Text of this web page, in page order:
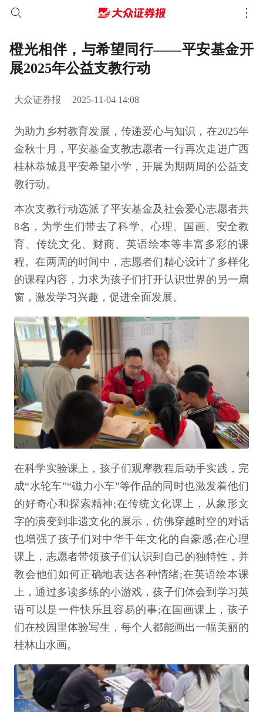
橙光相伴，与希望同行——平安基金开
展2025年公益支教行动
大众证券报 2025-11-04 14:08
为助力乡村教育发展，传递爱心与知识，在2025年
金秋十月，平安基金支教志愿者一行再次走进广西
桂林恭城县平安希望小学，开展为期两周的公益支
教行动。
本次支教行动选派了平安基金及社会爱心志愿者共
8名，为学生们带去了科学、心理、国画、安全教
育、传统文化、财商、英语绘本等丰富多彩的课
程。在两周的时间中，志愿者们精心设计了多样化
的课程内容，力求为孩子们打开认识世界的另一扇
窗，激发学习兴趣，促进全面发展。
在科学实验课上，孩子们观摩教程后动手实践，完
成“水轮车”“磁力小车”等作品的同时也激发着他们
的好奇心和探索精神;在传统文化课上，从象形文
字的演变到非遗文化的展示，仿佛穿越时空的对话
也增强了孩子们对中华千年文化的自豪感;在心理
课上，志愿者带领孩子们认识到自己的独特性，并
教会他们如何正确地表达各种情绪;在英语绘本课
上，通过多读多练的小游戏，孩子们体会到学习英
语可以是一件快乐且容易的事;在国画课上，孩子
们在校园里体验写生，每个人都能画出一幅美丽的
桂林山水画。